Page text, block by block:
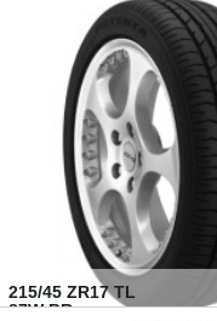
215/45 ZR17 TL
87W BR...